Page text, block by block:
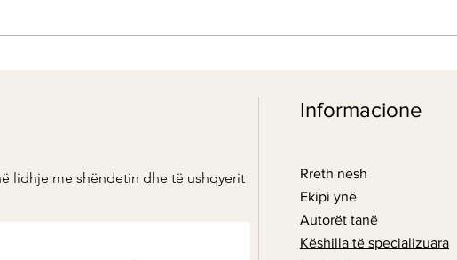
të ndryshme shëndetësore
lidhje me shëndetin dhe të ushqyerit
Informacione
Rreth nesh
Ekipi ynë
Autorët tanë
Këshilla të specializuara